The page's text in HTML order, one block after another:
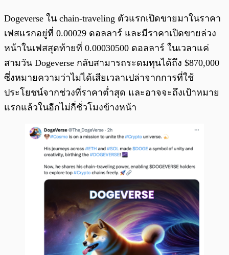
Dogeverse ใน chain-traveling ตัวแรกเปิดขายมาในราคา
เฟสแรกอยู่ที่ 0.00029 ดอลลาร์ และมีราคาเปิดขายล่วง
หน้าในเฟสสุดท้ายที่ 0.00030500 ดอลลาร์ ในเวลาแค่
สามวัน Dogeverse กลับสามารถระดมทุนได้ถึง $870,000
ซึ่งหมายความว่าไม่ได้เสียเวลาเปล่าจากการที่ใช้
ประโยชน์จากช่วงที่ราคาต่ำสุด และอาจจะถึงเป้าหมาย
แรกแล้วในอีกไม่กี่ชั่วโมงข้างหน้า